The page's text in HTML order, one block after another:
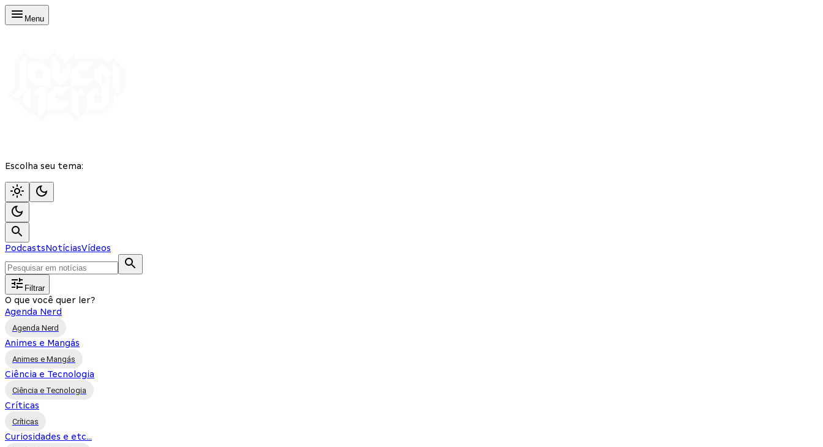
Menu
Escolha seu tema:
PodcastsNotíciasVídeos
Filtrar
O que você quer ler?
Agenda Nerd
Agenda Nerd
Animes e Mangás
Animes e Mangás
Ciência e Tecnologia
Ciência e Tecnologia
Críticas
Críticas
Curiosidades e etc...